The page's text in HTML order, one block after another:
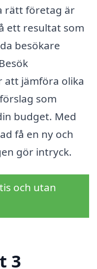
rätt företag är
ett resultat som
besökare
att jämföra olika
som
budget. Med
få en ny och
gör intryck.
och utan
3